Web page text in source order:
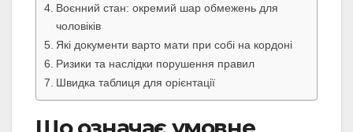
Воєнний стан: окремий шар обмежень для
чоловіків
Які документи варто мати при собі на кордоні
Ризики та наслідки порушення правил
Швидка таблиця для орієнтації